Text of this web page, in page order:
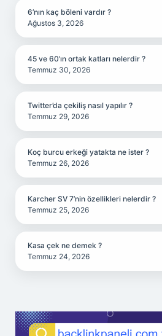
6’nın kaç böleni vardır ?
Ağustos 3, 2026
45 ve 60’ın ortak katları nelerdir ?
Temmuz 30, 2026
Twitter’da çekiliş nasıl yapılır ?
Temmuz 29, 2026
Koç burcu erkeği yatakta ne ister ?
Temmuz 26, 2026
Karcher SV 7’nin özellikleri nelerdir ?
Temmuz 25, 2026
Kasa çek ne demek ?
Temmuz 24, 2026